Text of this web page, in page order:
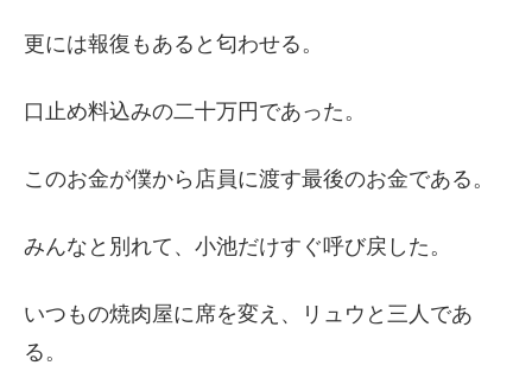
更には報復もあると匂わせる。
口止め料込みの二十万円であった。
このお金が僕から店員に渡す最後のお金である。
みんなと別れて、小池だけすぐ呼び戻した。
いつもの焼肉屋に席を変え、リュウと三人であ
る。